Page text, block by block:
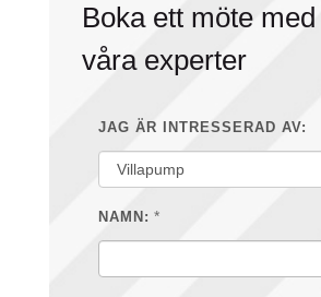
Boka ett möte
våra experter
JAG ÄR INTRESSERAD AV:
NAMN: *